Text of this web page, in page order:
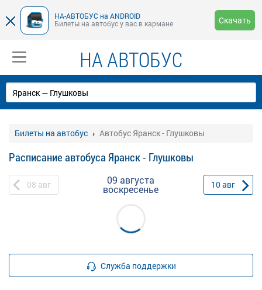
НА-АВТОБУС на ANDROID
Билеты на автобус у вас в кармане
Скачать
НА АВТОБУС
Билеты на автобус Автобус Яранск - Глушковы
Расписание автобуса Яранск - Глушковы
08 авг 09 августа
воскресенье 10авг
Служба поддержки